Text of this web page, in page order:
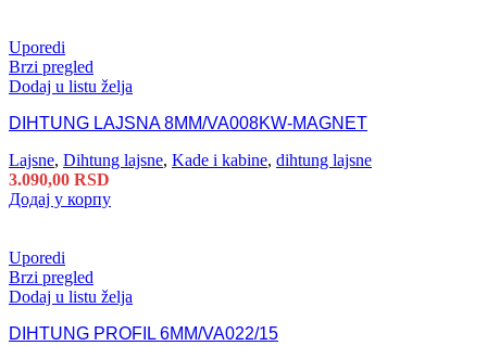
Uporedi
Brzi pregled
Dodaj u listu želja
DIHTUNG LAJSNA 8MM/VA008KW-MAGNET
Lajsne, Dihtung lajsne, Kade i kabine, dihtung lajsne
3.090,00 RSD
Додај у корпу
Uporedi
Brzi pregled
Dodaj u listu želja
DIHTUNG PROFIL 6MM/VA022/15